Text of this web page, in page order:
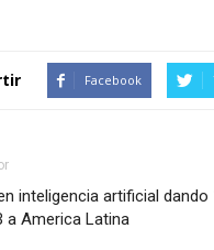
Facebook
inteligencia artificial dando
a America Latina